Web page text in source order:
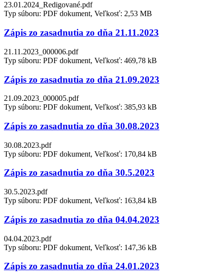
23.01.2024_Redigované.pdf
Typ súboru: PDF dokument, Veľkosť: 2,53 MB
Zápis zo zasadnutia zo dňa 21.11.2023
21.11.2023_000006.pdf
Typ súboru: PDF dokument, Veľkosť: 469,78 kB
Zápis zo zasadnutia zo dňa 21.09.2023
21.09.2023_000005.pdf
Typ súboru: PDF dokument, Veľkosť: 385,93 kB
Zápis zo zasadnutia zo dňa 30.08.2023
30.08.2023.pdf
Typ súboru: PDF dokument, Veľkosť: 170,84 kB
Zápis zo zasadnutia zo dňa 30.5.2023
30.5.2023.pdf
Typ súboru: PDF dokument, Veľkosť: 163,84 kB
Zápis zo zasadnutia zo dňa 04.04.2023
04.04.2023.pdf
Typ súboru: PDF dokument, Veľkosť: 147,36 kB
Zápis zo zasadnutia zo dňa 24.01.2023